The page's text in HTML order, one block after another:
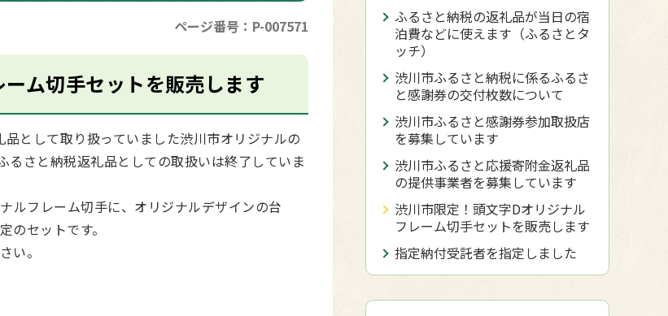
ページ番号：P-007571
ム切手セットを販売します
として取り扱っていました渋川市オリジナルの
さと納税返礼品としての取扱いは終了していま
ルフレーム切手に、オリジナルデザインの台
セットです。
い。
ふるさと納税の返礼品が当日の宿
泊費などに使えます（ふるさとタ
ッチ）
渋川市ふるさと納税に係るふるさ
と感謝券の交付枚数について
渋川市ふるさと感謝券参加取扱店
を募集しています
渋川市ふるさと応援寄附金返礼品
の提供事業者を募集しています
渋川市限定！頭文字Dオリジナル
フレーム切手セットを販売します
指定納付受託者を指定しました